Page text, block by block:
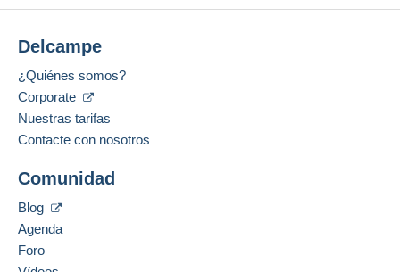
Delcampe
¿Quiénes somos?
Corporate
Nuestras tarifas
Contacte con nosotros
Comunidad
Blog
Agenda
Foro